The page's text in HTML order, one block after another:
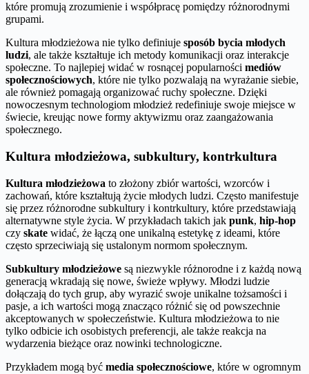
które promują zrozumienie i współpracę pomiędzy różnorodnymi
grupami.
Kultura młodzieżowa nie tylko definiuje sposób bycia młodych
ludzi, ale także kształtuje ich metody komunikacji oraz interakcje
społeczne. To najlepiej widać w rosnącej popularności mediów
społecznościowych, które nie tylko pozwalają na wyrażanie siebie,
ale również pomagają organizować ruchy społeczne. Dzięki
nowoczesnym technologiom młodzież redefiniuje swoje miejsce w
świecie, kreując nowe formy aktywizmu oraz zaangażowania
społecznego.
Kultura młodzieżowa, subkultury, kontrkultura
Kultura młodzieżowa to złożony zbiór wartości, wzorców i
zachowań, które kształtują życie młodych ludzi. Często manifestuje
się przez różnorodne subkultury i kontrkultury, które przedstawiają
alternatywne style życia. W przykładach takich jak punk, hip-hop
czy skate widać, że łączą one unikalną estetykę z ideami, które
często sprzeciwiają się ustalonym normom społecznym.
Subkultury młodzieżowe są niezwykle różnorodne i z każdą nową
generacją wkradają się nowe, świeże wpływy. Młodzi ludzie
dołączają do tych grup, aby wyrazić swoje unikalne tożsamości i
pasje, a ich wartości mogą znacząco różnić się od powszechnie
akceptowanych w społeczeństwie. Kultura młodzieżowa to nie
tylko odbicie ich osobistych preferencji, ale także reakcja na
wydarzenia bieżące oraz nowinki technologiczne.
Przykładem mogą być media społecznościowe, które w ogromnym